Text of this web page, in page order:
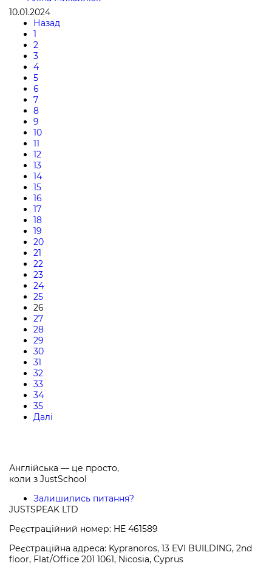
10.01.2024
Назад
1
2
3
4
5
6
7
8
9
10
11
12
13
14
15
16
17
18
19
20
21
22
23
24
25
26
27
28
29
30
31
32
33
34
35
Далі
Англійська — це просто,
коли з JustSchool
Залишились питання?
JUSTSPEAK LTD
Реєстраційний номер: HE 461589
Реєстраційна адреса: Kypranoros, 13 EVI BUILDING, 2nd
floor, Flat/Office 201 1061, Nicosia, Cyprus